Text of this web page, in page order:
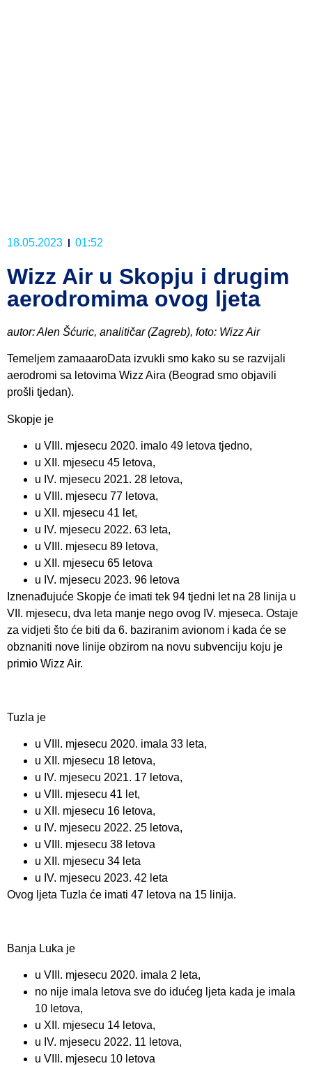
18.05.2023 01:52
Wizz Air u Skopju i drugim
aerodromima ovog ljeta
autor: Alen Šćuric, analitičar (Zagreb), foto: Wizz Air
Temeljem zamaaaroData izvukli smo kako su se razvijali
aerodromi sa letovima Wizz Aira (Beograd smo objavili
prošli tjedan).
Skopje je
u VIII. mjesecu 2020. imalo 49 letova tjedno,
u XII. mjesecu 45 letova,
u IV. mjesecu 2021. 28 letova,
u VIII. mjesecu 77 letova,
u XII. mjesecu 41 let,
u IV. mjesecu 2022. 63 leta,
u VIII. mjesecu 89 letova,
u XII. mjesecu 65 letova
u IV. mjesecu 2023. 96 letova
Iznenađujuće Skopje će imati tek 94 tjedni let na 28 linija u
VII. mjesecu, dva leta manje nego ovog IV. mjeseca. Ostaje
za vidjeti što će biti da 6. baziranim avionom i kada će se
obznaniti nove linije obzirom na novu subvenciju koju je
primio Wizz Air.
Tuzla je
u VIII. mjesecu 2020. imala 33 leta,
u XII. mjesecu 18 letova,
u IV. mjesecu 2021. 17 letova,
u VIII. mjesecu 41 let,
u XII. mjesecu 16 letova,
u IV. mjesecu 2022. 25 letova,
u VIII. mjesecu 38 letova
u XII. mjesecu 34 leta
u IV. mjesecu 2023. 42 leta
Ovog ljeta Tuzla će imati 47 letova na 15 linija.
Banja Luka je
u VIII. mjesecu 2020. imala 2 leta,
no nije imala letova sve do idućeg ljeta kada je imala
10 letova,
u XII. mjesecu 14 letova,
u IV. mjesecu 2022. 11 letova,
u VIII. mjesecu 10 letova